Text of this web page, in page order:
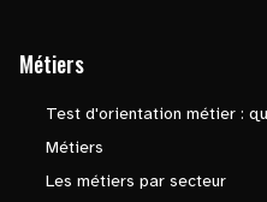
Métiers
Test d'orientation métier :
Métiers
Les métiers par secteur